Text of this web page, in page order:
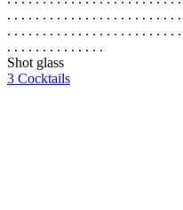
. . . . . . . . . . . . . . . . . . . . . . . .
. . . . . . . . . . . . . . . . . . . . . . . .
. . . . . . . . . . . . . .
Shot glass
3 Cocktails